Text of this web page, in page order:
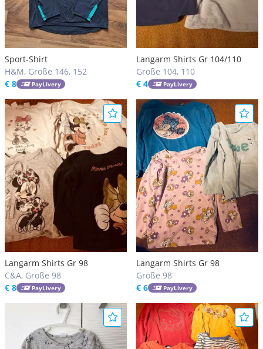
Sport-Shirt
H&M, Größe 146, 152
€ 8
PayLivery
Langarm Shirts Gr 104/110
Größe 104, 110
€ 4
PayLivery
Langarm Shirts Gr 98
C&A, Größe 98
€ 8
PayLivery
Langarm Shirts Gr 98
Größe 98
€ 6
PayLivery